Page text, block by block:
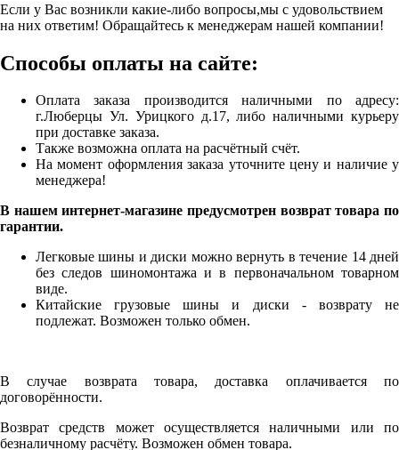
Если у Вас возникли какие-либо вопросы,мы с удовольствием
на них ответим! Обращайтесь к менеджерам нашей компании!
Способы оплаты на сайте:
Оплата заказа производится наличными по адресу:
г.Люберцы Ул. Урицкого д.17, либо наличными курьеру
при доставке заказа.
Также возможна оплата на расчётный счёт.
На момент оформления заказа уточните цену и наличие у
менеджера!
В нашем интернет-магазине предусмотрен возврат товара по
гарантии.
Легковые шины и диски можно вернуть в течение 14 дней
без следов шиномонтажа и в первоначальном товарном
виде.
Китайские грузовые шины и диски - возврату не
подлежат. Возможен только обмен.
В случае возврата товара, доставка оплачивается по
договорённости.
Возврат средств может осуществляется наличными или по
безналичному расчёту. Возможен обмен товара.